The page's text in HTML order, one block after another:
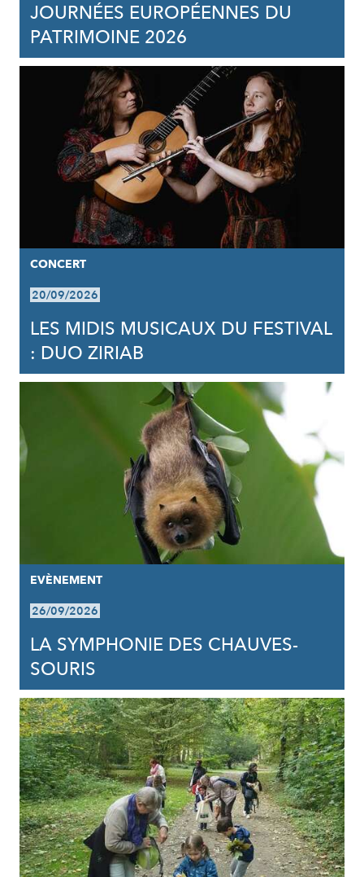
JOURNÉES EUROPÉENNES DU
PATRIMOINE 2026
CONCERT
20/09/2026
LES MIDIS MUSICAUX DU FESTIVAL
: DUO ZIRIAB
EVÈNEMENT
26/09/2026
LA SYMPHONIE DES CHAUVES-
SOURIS